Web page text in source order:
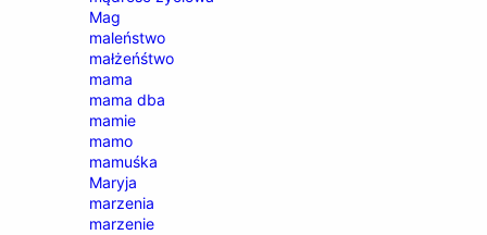
Mag
maleństwo
małżeńśtwo
mama
mama dba
mamie
mamo
mamuśka
Maryja
marzenia
marzenie